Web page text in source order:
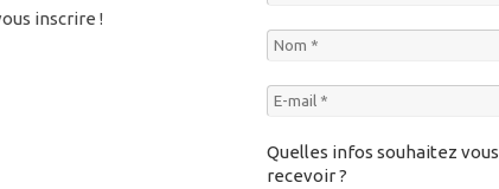
inscrire !
Quelles infos souhaitez vous
recevoir ?